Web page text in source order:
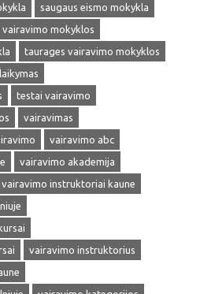
saugaus eismo mokykla
vairavimo mokyklos
taurages vairavimo mokyklos
testai vairavimo
vairavimas
vairavimo abc
vairavimo akademija
vairavimo instruktoriai kaune
vairavimo instruktorius